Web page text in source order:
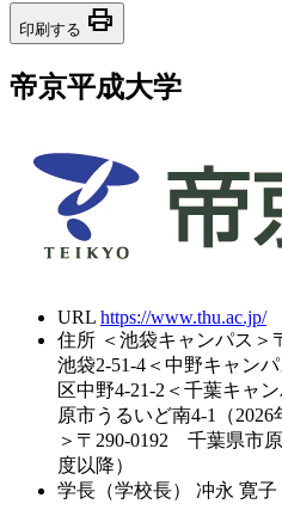
印刷する print
帝京平成大学
URL https://www.thu.ac.jp/
住所 ＜池袋キャンパス
池袋2-51-4＜中野キャン
区中野4-21-2＜千葉キャ
原市うるいど南4-1（
＞〒290-0192 千葉県市
度以降）
学長（学校長）
冲永 寛子